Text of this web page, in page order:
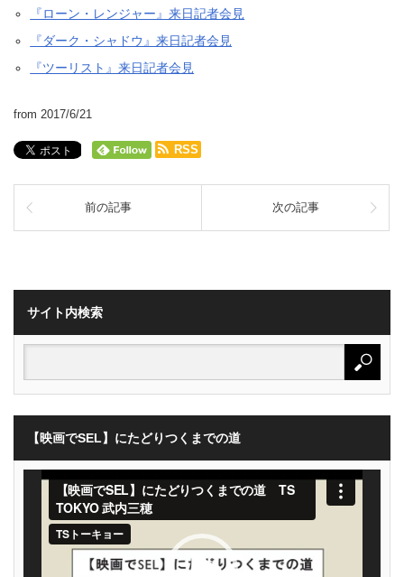
『ローン・レンジャー』来日記者会見
『ダーク・シャドウ』来日記者会見
『ツーリスト』来日記者会見
from 2017/6/21
RSS
前の記事 次の記事
サイト内検索
【映画でSEL】にたどりつくまでの道